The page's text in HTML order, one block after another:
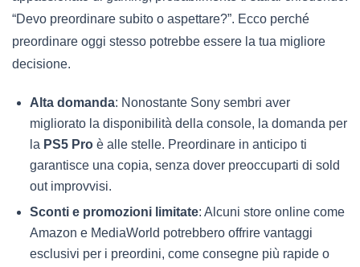
“Devo preordinare subito o aspettare?”. Ecco perché
preordinare oggi stesso potrebbe essere la tua migliore
decisione.
Alta domanda: Nonostante Sony sembri aver
migliorato la disponibilità della console, la domanda per
la PS5 Pro è alle stelle. Preordinare in anticipo ti
garantisce una copia, senza dover preoccuparti di sold
out improvvisi.
Sconti e promozioni limitate: Alcuni store online come
Amazon e MediaWorld potrebbero offrire vantaggi
esclusivi per i preordini, come consegne più rapide o